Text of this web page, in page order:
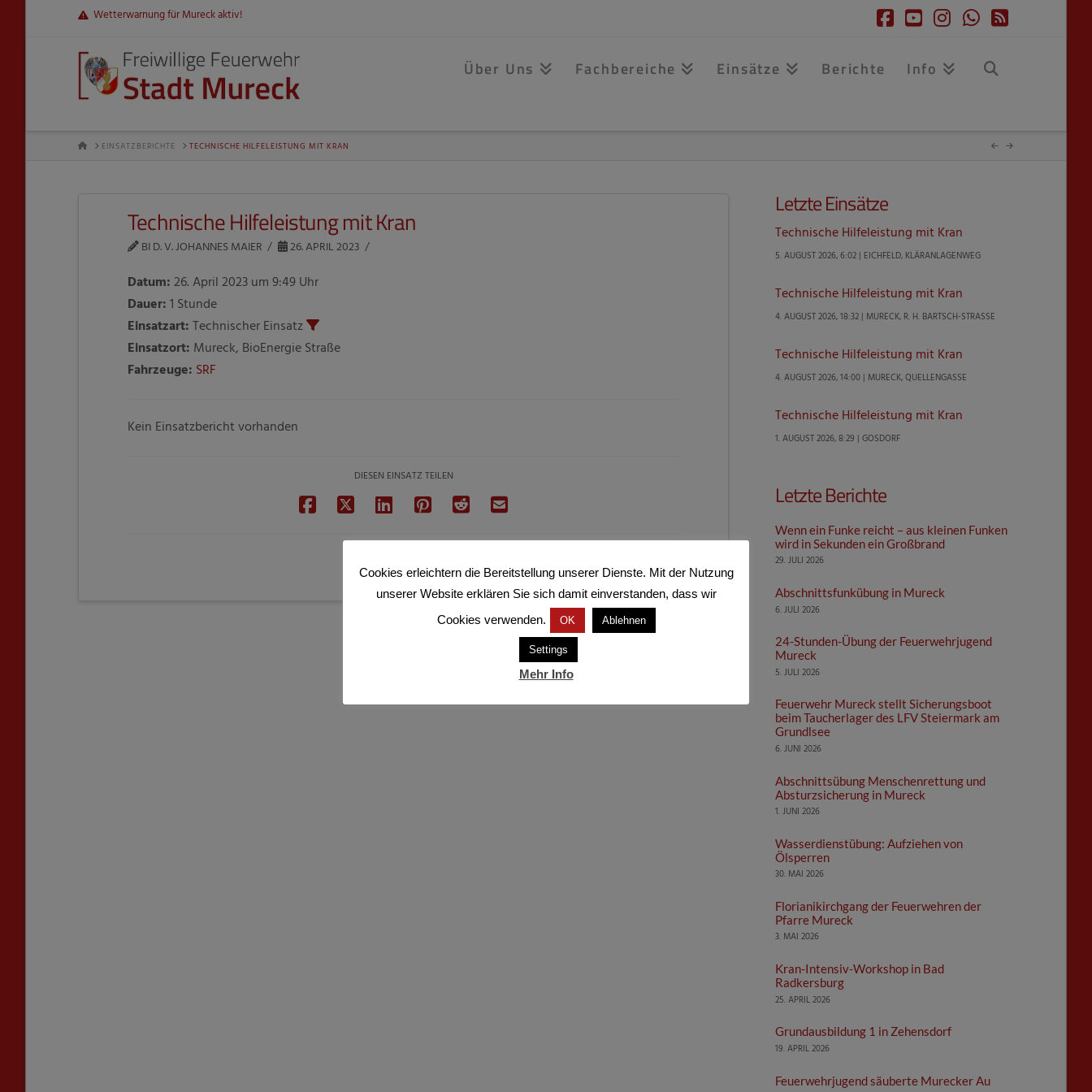
Facebook
YouTubeInstagram
Whatsapp
RSS
Wetterwarnung für Mureck aktiv!
Über Uns Fachbereiche Einsätze Berichte Info
HOMEEINSATZBERICHTE TECHNISCHE HILFELEISTUNG MIT KRAN
Technische Hilfeleistung mit Kran
BI D. V. JOHANNES MAIER 26. APRIL 2023
Datum:26. April 2023 um 9:49 Uhr
Dauer:1 Stunde
Einsatzart:Technischer Einsatz
Einsatzort: Mureck, BioEnergie Straße
Fahrzeuge: SRF
Kein Einsatzbericht vorhanden
DIESEN EINSATZ TEILEN
Letzte Einsätze
Technische Hilfeleistung mit Kran
5. AUGUST 2026, 6:02 | EICHFELD, KLÄRANLAGENWEG
Technische Hilfeleistung mit Kran
4. AUGUST 2026, 18:32 | MURECK, R. H. BARTSCH-STRASSE
Technische Hilfeleistung mit Kran
4. AUGUST 2026, 14:00 | MURECK, QUELLENGASSE
Technische Hilfeleistung mit Kran
1. AUGUST 2026, 8:29 | GOSDORF
Letzte Berichte
Wenn ein Funke reicht – aus kleinen Funken
wird in Sekunden ein Großbrand
29. JULI 2026
Abschnittsfunkübung in Mureck
6. JULI 2026
24-Stunden-Übung der Feuerwehrjugend
Mureck
5. JULI 2026
Feuerwehr Mureck stellt Sicherungsboot
beim Taucherlager des LFV Steiermark am
Grundlsee
6. JUNI 2026
Abschnittsübung Menschenrettung und
Absturzsicherung in Mureck
1. JUNI 2026
Wasserdienstübung: Aufziehen von
Ölsperren
30. MAI 2026
Florianikirchgang der Feuerwehren der
Pfarre Mureck
3. MAI 2026
Kran-Intensiv-Workshop in Bad
Radkersburg
25. APRIL 2026
Grundausbildung 1 in Zehensdorf
19. APRIL 2026
Feuerwehrjugend säuberte Murecker Au
Cookies erleichtern die Bereitstellung unserer Dienste. Mit der Nutzung
unserer Website erklären Sie sich damit einverstanden, dass wir
Cookies verwenden.
OK Ablehnen
Settings
Mehr Info